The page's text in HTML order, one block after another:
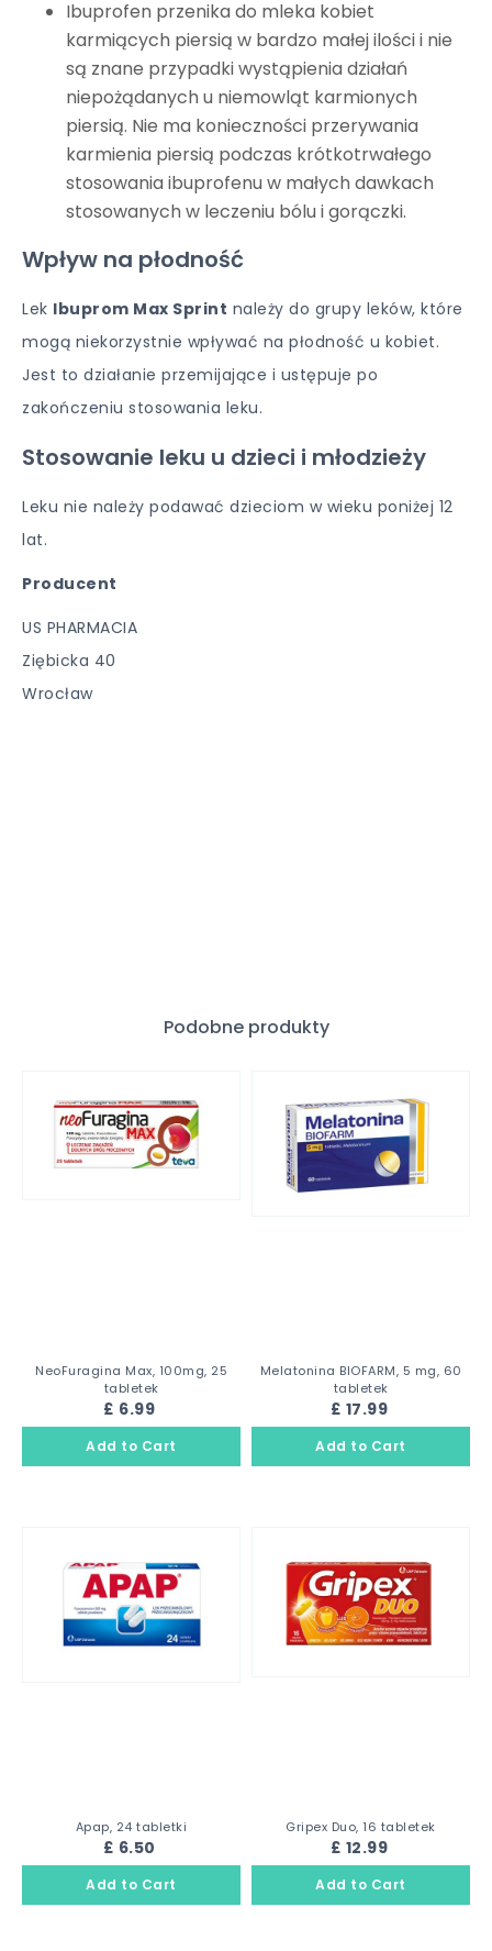
Ibuprofen przenika do mleka kobiet
karmiących piersią w bardzo małej ilości i nie
są znane przypadki wystąpienia działań
niepożądanych u niemowląt karmionych
piersią. Nie ma konieczności przerywania
karmienia piersią podczas krótkotrwałego
stosowania ibuprofenu w małych dawkach
stosowanych w leczeniu bólu i gorączki.
Wpływ na płodność
Lek Ibuprom Max Sprint należy do grupy leków, które
mogą niekorzystnie wpływać na płodność u kobiet.
Jest to działanie przemijające i ustępuje po
zakończeniu stosowania leku.
Stosowanie leku u dzieci i młodzieży
Leku nie należy podawać dzieciom w wieku poniżej 12
lat.
Producent
US PHARMACIA
Ziębicka 40
Wrocław
Podobne produkty
NeoFuragina Max, 100mg, 25
tabletek
£ 6.99
Melatonina BIOFARM, 5 mg, 60
tabletek
£ 17.99
Apap, 24 tabletki
£ 6.50
Gripex Duo, 16 tabletek
£ 12.99